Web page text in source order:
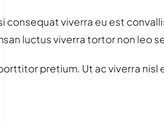
consequat viverra eu est
luctus viverra tortor non leo
pretium. Ut ac viverra nisl